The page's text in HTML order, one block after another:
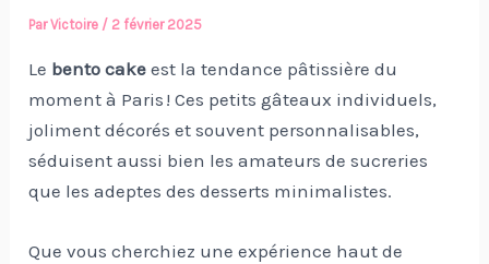
ParVictoire / 2 février 2025
Le bento cake est la tendance pâtissière du
moment à Paris ! Ces petits gâteaux individuels,
joliment décorés et souvent personnalisables,
séduisent aussi bien les amateurs de sucreries
que les adeptes des desserts minimalistes.
Que vous cherchiez une expérience haut de